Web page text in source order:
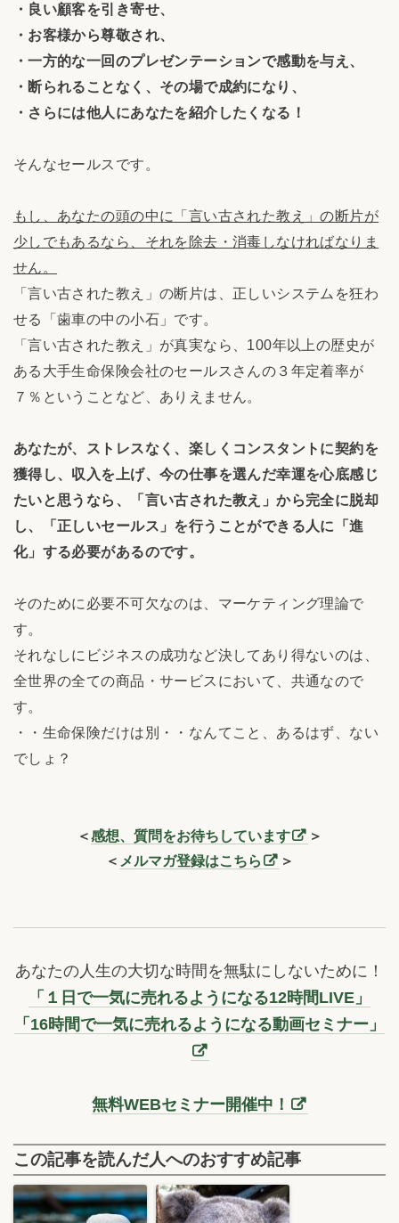
・良い顧客を引き寄せ、
・お客様から尊敬され、
・一方的な一回のプレゼンテーションで感動を与え、
・断られることなく、その場で成約になり、
・さらには他人にあなたを紹介したくなる！
そんなセールスです。
もし、あなたの頭の中に「言い古された教え」の断片が
少しでもあるなら、それを除去・消毒しなければなりま
せん。
「言い古された教え」の断片は、正しいシステムを狂わ
せる「歯車の中の小石」です。
「言い古された教え」が真実なら、100年以上の歴史が
ある大手生命保険会社のセールスさんの３年定着率が
７％ということなど、ありえません。
あなたが、ストレスなく、楽しくコンスタントに契約を
獲得し、収入を上げ、今の仕事を選んだ幸運を心底感じ
たいと思うなら、「言い古された教え」から完全に脱却
し、「正しいセールス」を行うことができる人に「進
化」する必要があるのです。
そのために必要不可欠なのは、マーケティング理論で
す。
それなしにビジネスの成功など決してあり得ないのは、
全世界の全ての商品・サービスにおいて、共通なので
す。
・・生命保険だけは別・・なんてこと、あるはず、ない
でしょ？
＜感想、質問をお待ちしています
＞
＜ メルマガ登録はこちら ＞
あなたの人生の大切な時間を無駄にしないために！
「１日で一気に売れるようになる12時間LIVE」
「16時間で一気に売れるようになる動画セミナー」
無料WEBセミナー開催中！
この記事を読んだ人へのおすすめ記事